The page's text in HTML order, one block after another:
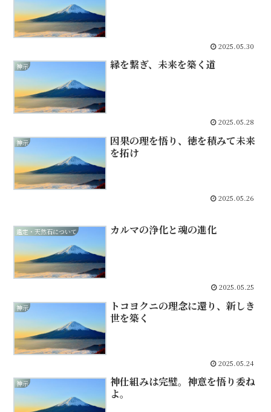
2025.05.30
神示 縁を繋ぎ、未来を築く道
2025.05.28
神示
因果の理を悟り、徳を積みて未来
を拓け
2025.05.26
鑑定・天然石について カルマの浄化と魂の進化
2025.05.25
神示
トコヨクニの理念に還り、新しき
世を築く
2025.05.24
神示
神仕組みは完璧。神意を悟り委ね
よ。